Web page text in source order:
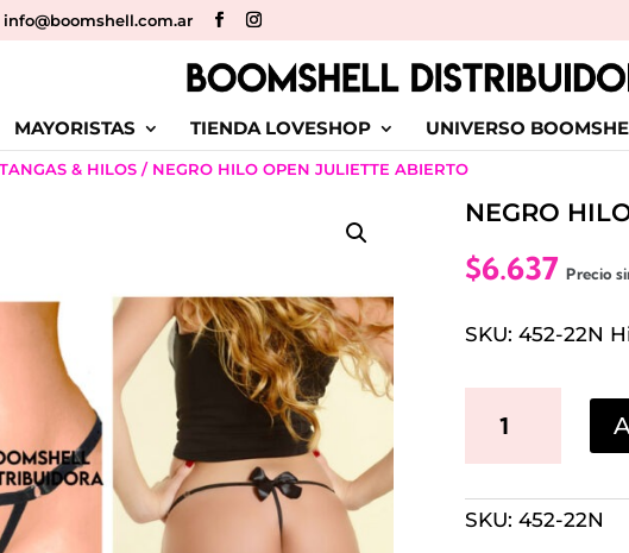
info@boomshell.com.ar
MAYORISTAS TIENDA LOVESHOP UNIVERSO
TANGAS & HILOS / NEGRO HILO OPEN JULIETTE ABIERTO
NEGRO
$6.637 Precio
SKU: 452-22N
JULIETTE
SKU: 452-22N